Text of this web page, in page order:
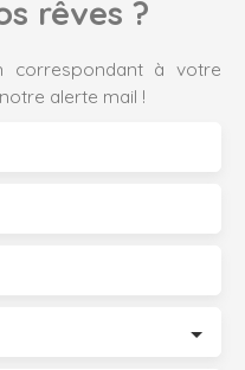
rêves ?
correspondant à votre
alerte mail !